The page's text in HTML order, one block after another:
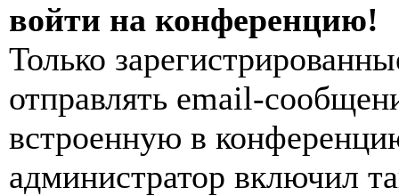
войти на конференцию!
Только
отправлять email-
встроенную в
администратор включил